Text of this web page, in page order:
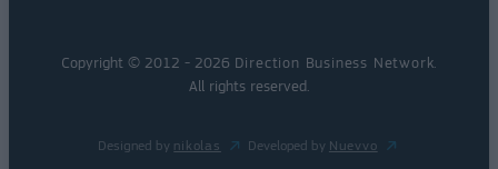
Copyright © 2012 - 2026 Direction Business Network
All rights reserved.
Designed by nikolas Developed by Nuevvo